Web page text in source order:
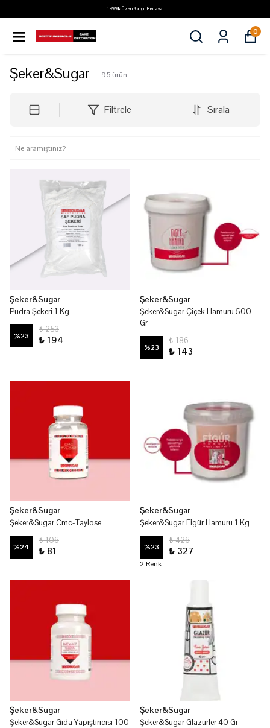
1.999₺ Üzeri Kargo Bedava
0
Şeker&Sugar 95 ürün
Filtrele Sırala
Şeker&Sugar
Pudra Şekeri 1 Kg
%23
₺ 253
₺ 194
Şeker&Sugar
Şeker&Sugar Çiçek Hamuru 500
Gr
%23
₺ 186
₺ 143
Şeker&Sugar
Şeker&Sugar Cmc-Taylose
%24
₺ 106
₺ 81
Şeker&Sugar
Şeker&Sugar Figür Hamuru 1 Kg
%23
₺ 426
₺ 327
2 Renk
Şeker&Sugar
Şeker&Sugar Gıda Yapıştırıcısı 100
Şeker&Sugar
Şeker&Sugar Glazürler 40 Gr -